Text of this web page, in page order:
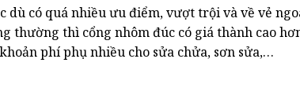
dù có quá nhiều ưu điểm, vượt trội và về vẻ
thường thì cổng nhôm đúc có giá thành cao
phí phụ nhiều cho sửa chửa, sơn sửa,…